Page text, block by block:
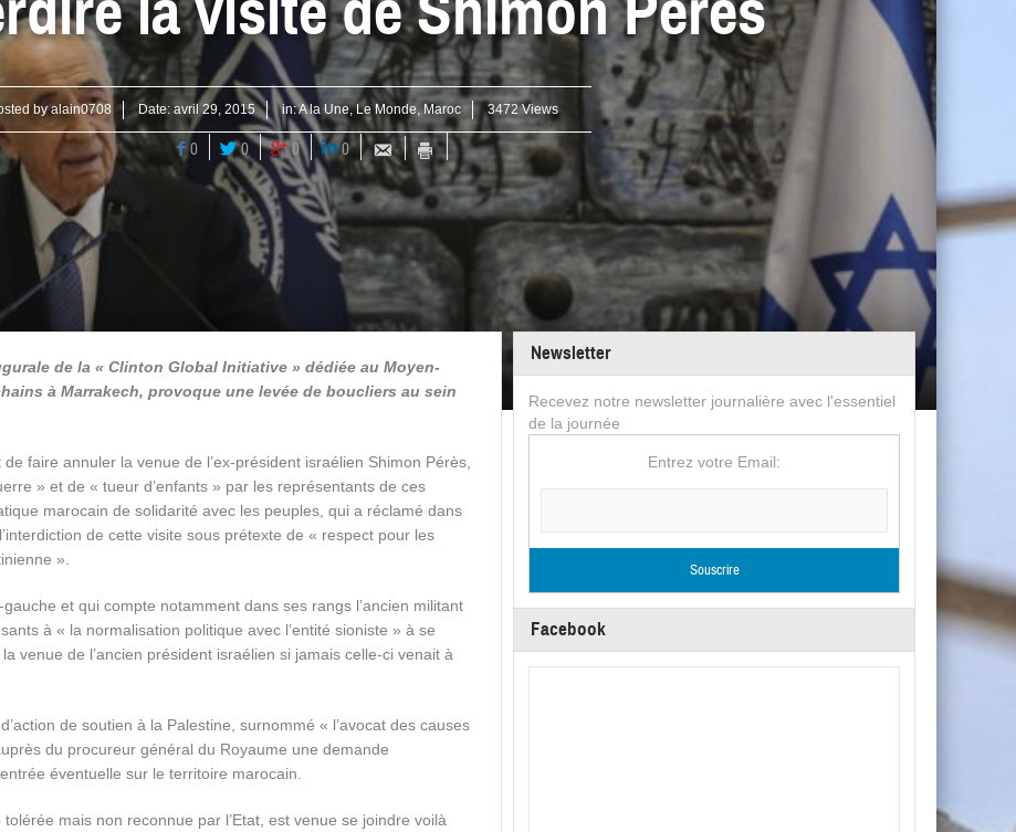
byalain0708 Date: avril 29, 2015 in:A la Une,Le Monde,Maroc 3472 Views
0 0 0 0
de la « Clinton Global Initiative » dédiée au Moyen-
à Marrakech, provoque une levée de boucliers au sein
faire annuler la venue de l’ex-président israélien Shimon Pérès,
» et de « tueur d’enfants » par les représentants de ces
marocain de solidarité avec les peuples, qui a réclamé dans
de cette visite sous prétexte de « respect pour les
».
et qui compte notamment dans ses rangs l’ancien militant
à « la normalisation politique avec l’entité sioniste » à se
venue de l’ancien président israélien si jamais celle-ci venait à
de soutien à la Palestine, surnommé « l’avocat des causes
du procureur général du Royaume une demande
éventuelle sur le territoire marocain.
mais non reconnue par l’Etat, est venue se joindre voilà
Newsletter
Recevez notre newsletter journalière avec l'essentiel
de la journée
Entrez votre Email:
Facebook